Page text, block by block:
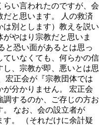
い言われたのですが、会
と思います。 人の救済
は別とします）教えを説い
やはり宗教だと思いま
と恐い面があるとは思っ
いなくても、何らかの信
、宗教が即、悪いとは思
宏正会が『宗教団体では
分かりません。 宏正会
するのか、ご存じの方お
。 なお、会の設立者が
。 （それだけに余計疑